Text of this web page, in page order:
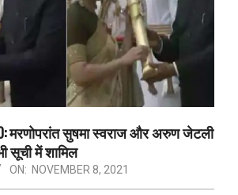
मरणोपरांत सुषमा स्वराज और अरुण जेटली
सूची में शामिल
ON: NOVEMBER 8, 2021